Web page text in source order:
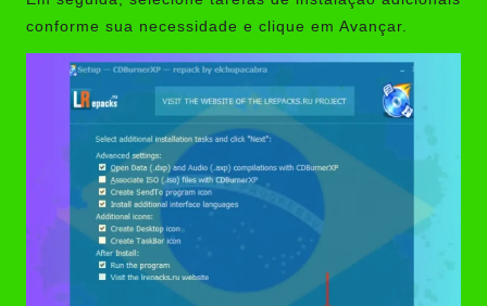
conforme sua necessidade e clique em Avançar.